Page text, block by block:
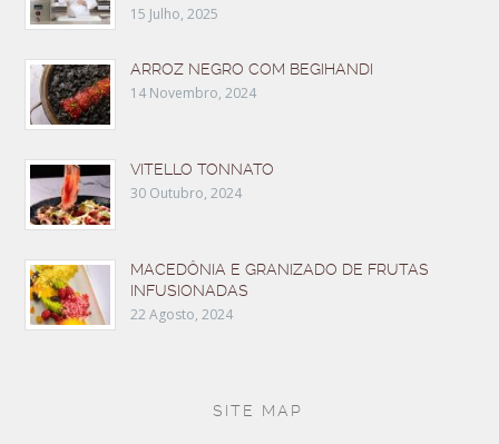
15 Julho, 2025
ARROZ NEGRO COM BEGIHANDI
14 Novembro, 2024
VITELLO TONNATO
30 Outubro, 2024
MACEDÔNIA E GRANIZADO DE FRUTAS
INFUSIONADAS
22 Agosto, 2024
SITE MAP